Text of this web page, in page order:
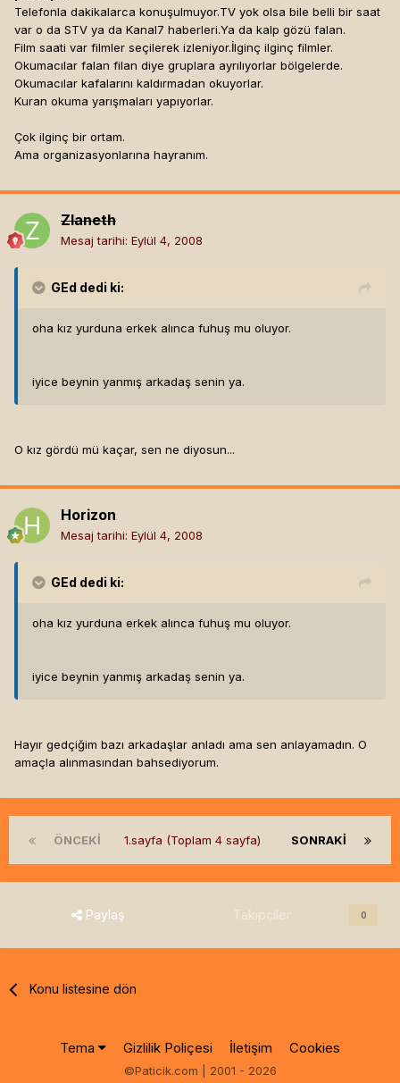
Telefonla dakikalarca konuşulmuyor.TV yok olsa bile belli bir saat
var o da STV ya da Kanal7 haberleri.Ya da kalp gözü falan.
Film saati var filmler seçilerek izleniyor.İlginç ilginç filmler.
Okumacılar falan filan diye gruplara ayrılıyorlar bölgelerde.
Okumacılar kafalarını kaldırmadan okuyorlar.
Kuran okuma yarışmaları yapıyorlar.
Çok ilginç bir ortam.
Ama organizasyonlarına hayranım.
Zlaneth
Mesaj tarihi: Eylül 4, 2008
GEd dedi ki:
oha kız yurduna erkek alınca fuhuş mu oluyor.
iyice beynin yanmış arkadaş senin ya.
O kız gördü mü kaçar, sen ne diyosun...
Horizon
Mesaj tarihi: Eylül 4, 2008
GEd dedi ki:
oha kız yurduna erkek alınca fuhuş mu oluyor.
iyice beynin yanmış arkadaş senin ya.
Hayır gedçiğim bazı arkadaşlar anladı ama sen anlayamadın. O
amaçla alınmasından bahsediyorum.
ÖNCEKI SONRAKI
1.sayfa (Toplam 4 sayfa)
Paylaş Takipçiler 0
Konu listesine dön
Tema Gizlilik Poliçesi İletişim Cookies
©Paticik.com | 2001 - 2026